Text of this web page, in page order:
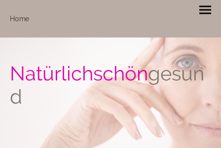
Home
Natürlichschöngesun
d